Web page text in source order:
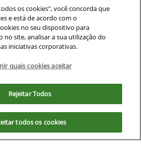
00.970.771/0009-69
o outro
pela DEALERSPACE ® Direitos Reservados.
. Ao seguir com a navegação e visita você
os cookies", você concorda que
e está de acordo com o
no seu dispositivo para
no site, analisar a sua utilização do
iniciativas corporativas.
quais cookies aceitar
Rejeitar Todos
todos os cookies